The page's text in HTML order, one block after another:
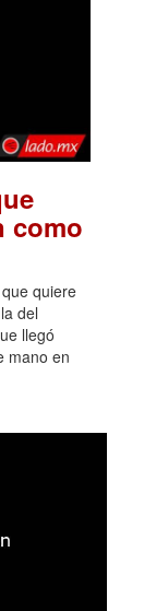
como
quiere
del
llegó
mano en